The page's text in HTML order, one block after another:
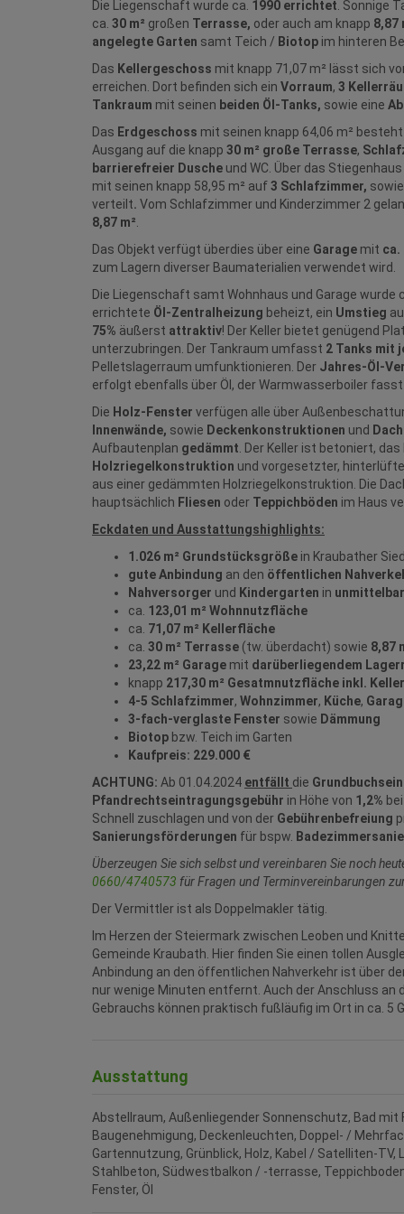
Die Liegenschaft wurde ca. 1990 errichtet. Sonnige
ca. 30 m² großen Terrasse, oder auch am knapp 8,87
angelegte Garten samt Teich / Biotop im hinteren
Das Kellergeschoss mit knapp 71,07 m² lässt sich
erreichen. Dort befinden sich ein Vorraum, 3
Tankraum mit seinen beiden Öl-Tanks, sowie eine
Das Erdgeschoss mit seinen knapp 64,06 m²
Ausgang auf die knapp 30 m² große Terrasse,
barrierefreier Dusche und WC. Über das
mit seinen knapp 58,95 m² auf3 Schlafzimmer,
verteilt. Vom Schlafzimmer und Kinderzimmer 2
8,87 m².
Das Objekt verfügt überdies über eine Garage mit ca.
zum Lagern diverser Baumaterialien verwendet wird.
Die Liegenschaft samt Wohnhaus und Garage wurde
errichtete Öl-Zentralheizung beheizt, ein Umstieg
75% äußerst attraktiv!​​​​​ Der Keller bietet genügend
unterzubringen. Der Tankraum umfasst 2 Tanks mit
Pelletslagerraum umfunktionieren. Der Jahres-Öl-
erfolgt ebenfalls über Öl, der Warmwasserboiler fasst
Die Holz-Fenster verfügen alle über
Innenwände, sowie Deckenkonstruktionen und
Aufbautenplan gedämmt. Der Keller ist betoniert,
Holzriegelkonstruktion und vorgesetzter,
aus einer gedämmten Holzriegelkonstruktion. Die
hauptsächlich Fliesen oder Teppichböden im Haus
Eckdaten und Ausstattungshighlights:
1.026 m² Grundstücksgröße in Kraubather
gute Anbindung an den öffentlichen
Nahversorger und Kindergarten in
ca. 123,01 m² Wohnnutzfläche
ca. 71,07 m² Kellerfläche
ca. 30 m² Terrasse (tw. überdacht) sowie 8,87
23,22 m² Garage mit darüberliegendem
knapp 217,30 m² Gesatmnutzfläche inkl.
4-5 Schlafzimmer, Wohnzimmer, Küche,
3-fach-verglaste Fenster sowie Dämmung
Biotop bzw. Teich im Garten
Kaufpreis: 229.000 €
ACHTUNG: Ab 01.04.2024 entfällt die
Pfandrechtseintragungsgebühr in Höhe von 1,2%
Schnell zuschlagen und von der Gebührenbefreiung
Sanierungsförderungen für bspw.
Überzeugen Sie sich selbst und vereinbaren Sie noch
0660/4740573 für Fragen und Terminvereinbarungen
Der Vermittler ist als Doppelmakler tätig.
Im Herzen der Steiermark zwischen Leoben und
Gemeinde Kraubath. Hier finden Sie einen tollen
Anbindung an den öffentlichen Nahverkehr ist über
nur wenige Minuten entfernt. Auch der Anschluss
Gebrauchs können praktisch fußläufig im Ort in ca. 5
Ausstattung
Abstellraum Außenliegender Sonnenschutz Bad mit
Baugenehmigung Deckenleuchten Doppel- /
Gartennutzung Grünblick Holz Kabel / Satelliten-TV
Stahlbeton Südwestbalkon / -terrasse
Fenster Öl